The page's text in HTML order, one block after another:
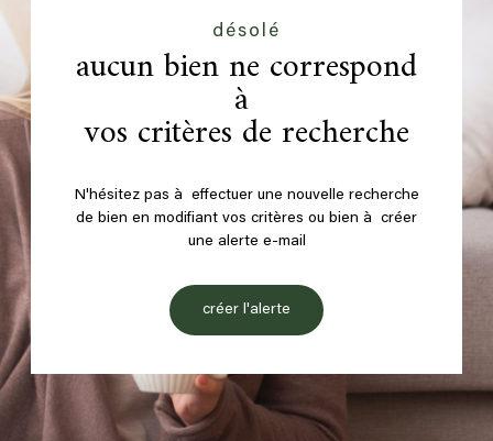
désolé
aucun bien ne correspond
à
vos critères de recherche
N'hésitez pas à effectuer une nouvelle recherche
de bien en modifiant vos critères ou bien à créer
une alerte e-mail
créer l'alerte